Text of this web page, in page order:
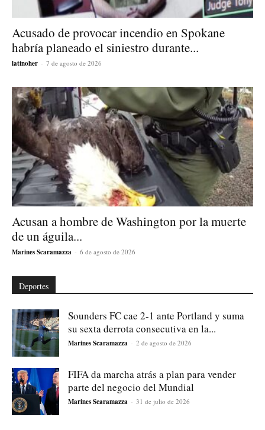
Acusado de provocar incendio en Spokane
habría planeado el siniestro durante...
latinoher - 7 de agosto de 2026
Acusan a hombre de Washington por la muerte
de un águila...
Marines Scaramazza - 6 de agosto de 2026
Deportes
Sounders FC cae 2-1 ante Portland y suma
su sexta derrota consecutiva en la...
Marines Scaramazza - 2 de agosto de 2026
FIFA da marcha atrás a plan para vender
parte del negocio del Mundial
Marines Scaramazza - 31 de julio de 2026